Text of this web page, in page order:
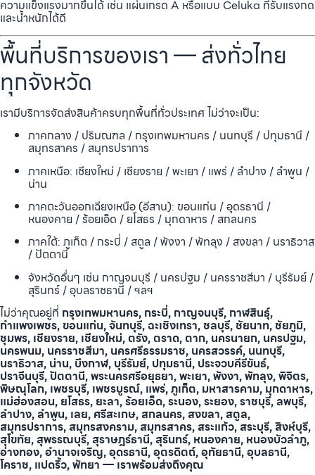
ความแข็งแรงมากขึ้นได้ เช่น แผ่นเกรด A หรือแบบ Celuka ที่รับแรงกด
และน้ำหนักได้ดี
พื้นที่บริการของเรา — ส่งทั่วไทย
ทุกจังหวัด
เรามีบริการจัดส่งสินค้าครบทุกพื้นที่ทั่วประเทศ ไม่ว่าจะเป็น:
ภาคกลาง / ปริมณฑล / กรุงเทพมหานคร / นนทบุรี / ปทุมธานี /
สมุทรสาคร / สมุทรปราการ
ภาคเหนือ: เชียงใหม่ / เชียงราย / พะเยา / แพร่ / ลำปาง / ลำพูน /
น่าน
ภาคตะวันออกเฉียงเหนือ (อีสาน): ขอนแก่น / อุดรธานี /
หนองคาย / ร้อยเอ็ด / ยโสธร / มุกดาหาร / สกลนคร
ภาคใต้: ภูเก็ต / กระบี่ / สตูล / พังงา / พัทลุง / สงขลา / นราธิวาส
/ ปัตตานี
จังหวัดอื่นๆ เช่น กาญจนบุรี / นครปฐม / นครราชสีมา / บุรีรัมย์ /
สุรินทร์ / อุบลราชธานี / ฯลฯ
ไม่ว่าคุณอยู่ที่ กรุงเทพมหานคร, กระบี่, กาญจนบุรี, กาฬสินธุ์,
กำแพงเพชร, ขอนแก่น, จันทบุรี, ฉะเชิงเทรา, ชลบุรี, ชัยนาท, ชัยภูมิ,
ชุมพร, เชียงราย, เชียงใหม่, ตรัง, ตราด, ตาก, นครนายก, นครปฐม,
นครพนม, นครราชสีมา, นครศรีธรรมราช, นครสวรรค์, นนทบุรี,
นราธิวาส, น่าน, บึงกาฬ, บุรีรัมย์, ปทุมธานี, ประจวบคีรีขันธ์,
ปราจีนบุรี, ปัตตานี, พระนครศรีอยุธยา, พะเยา, พังงา, พัทลุง, พิจิตร,
พิษณุโลก, เพชรบุรี, เพชรบูรณ์, แพร่, ภูเก็ต, มหาสารคาม, มุกดาหาร,
แม่ฮ่องสอน, ยโสธร, ยะลา, ร้อยเอ็ด, ระนอง, ระยอง, ราชบุรี, ลพบุรี,
ลำปาง, ลำพูน, เลย, ศรีสะเกษ, สกลนคร, สงขลา, สตูล,
สมุทรปราการ, สมุทรสงคราม, สมุทรสาคร, สระแก้ว, สระบุรี, สิงห์บุรี,
สุโขทัย, สุพรรณบุรี, สุราษฎร์ธานี, สุรินทร์, หนองคาย, หนองบัวลำภู,
อ่างทอง, อำนาจเจริญ, อุดรธานี, อุตรดิตถ์, อุทัยธานี, อุบลธานี,
โคราช, แปดริ้ว, พัทยา — เราพร้อมส่งถึงคุณ